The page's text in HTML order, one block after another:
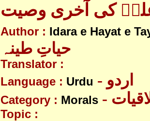
کی آخری وصیت
Author : Idara e Hayat e
حیاتِ طینہ
Translator :
Language : Urdu - اردو
Category : Morals
Topic :